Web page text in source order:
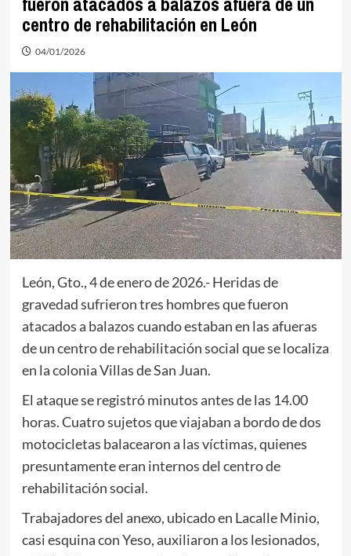
centro de rehabilitación en León
04/01/2026
León, Gto., 4 de enero de 2026.- Heridas de
gravedad sufrieron tres hombres que fueron
atacados a balazos cuando estaban en las afueras
de un centro de rehabilitación social que se localiza
en la colonia Villas de San Juan.
El ataque se registró minutos antes de las 14.00
horas. Cuatro sujetos que viajaban a bordo de dos
motocicletas balacearon a las víctimas, quienes
presuntamente eran internos del centro de
rehabilitación social.
Trabajadores del anexo, ubicado en Lacalle Minio,
casi esquina con Yeso, auxiliaron a los lesionados,